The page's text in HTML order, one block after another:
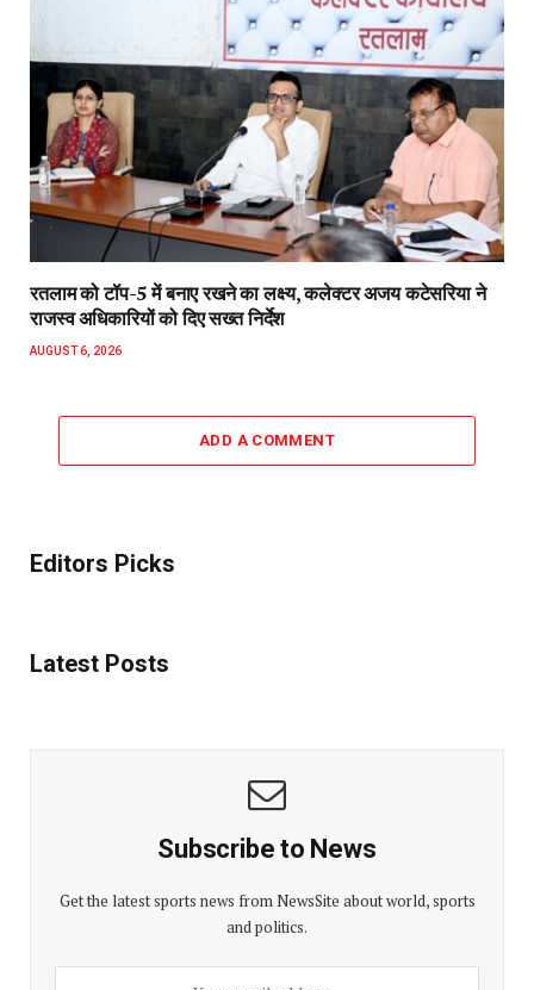
रतलाम को टॉप-5 में बनाए रखने का लक्ष्य, कलेक्टर अजय कटेसरिया ने
राजस्व अधिकारियों को दिए सख्त निर्देश
AUGUST 6, 2026
ADD A COMMENT
Editors Picks
Latest Posts
Subscribe to News
Get the latest sports news from NewsSite about world, sports
and politics.